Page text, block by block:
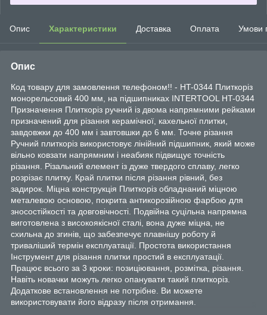
Опис Характеристики Доставка Оплата Умови
Опис
Код товару для замовлення телефоном!! - HT-0344 Плиткоріз
монорельсовий 400 мм, на підшипниках INTERTOOL HT-0344
Призначення Плиткоріз ручний із двома напрямними рейками
призначений для різання керамічної, кахельної плитки,
завдовжки до 400 мм і завтовшки до 6 мм. Точне різання
Ручний плиткоріз використовує лінійний підшипник, який може
вільно ковзати напрямним і неабияк підвищує точність
різання. Різальний елемент із дуже твердого сплаву, легко
розрізає плитку. Край плитки після різання рівний, без
задирок. Міцна конструкція Плиткоріз обладнаний міцною
металевою основою, покрита антикорозійною фарбою для
зносостійкості та довговічності. Подвійна суцільна напрямна
виготовлена з високоякісної сталі, вона дуже міцна, не
схильна до згинів, що забезпечує плавнішу роботу й
триваліший термін експлуатації. Простота використання
Інструмент для різання плитки простий в експлуатації.
Працює всього за 3 кроки: позиціювання, розмітка, різання.
Навіть новачки можуть легко опанувати такий плиткоріз.
Додаткове встановлення не потрібне. Ви можете
використовувати його відразу після отримання.